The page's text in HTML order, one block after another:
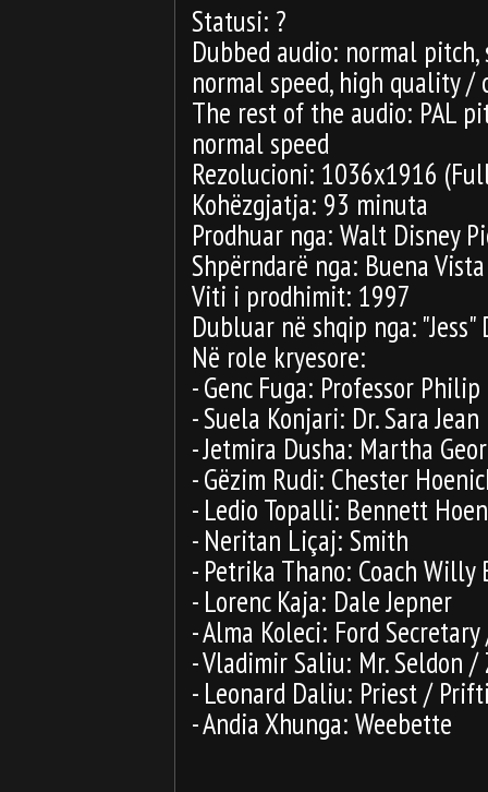
Statusi: ?
Dubbed audio: normal
normal speed, high quality
The rest of the audio: PAL
normal speed
Rezolucioni: 1036x1916
Kohëzgjatja: 93 minuta
Prodhuar nga: Walt Disney
Shpërndarë nga: Buena
Viti i prodhimit: 1997
Dubluar në shqip nga: "Jess"
Në role kryesore:
- Genc Fuga: Professor
- Suela Konjari: Dr. Sara
- Jetmira Dusha: Martha
- Gëzim Rudi: Chester
- Ledio Topalli: Bennett
- Neritan Liçaj: Smith
- Petrika Thano: Coach
- Lorenc Kaja: Dale Jepner
- Alma Koleci: Ford
- Vladimir Saliu: Mr. Seldon
- Leonard Daliu: Priest /
- Andia Xhunga: Weebette